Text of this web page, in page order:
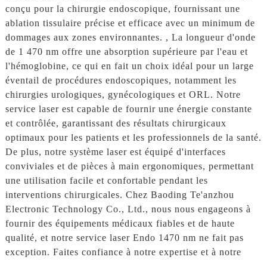
conçu pour la chirurgie endoscopique, fournissant une
ablation tissulaire précise et efficace avec un minimum de
dommages aux zones environnantes. , La longueur d'onde
de 1 470 nm offre une absorption supérieure par l'eau et
l'hémoglobine, ce qui en fait un choix idéal pour un large
éventail de procédures endoscopiques, notamment les
chirurgies urologiques, gynécologiques et ORL. Notre
service laser est capable de fournir une énergie constante
et contrôlée, garantissant des résultats chirurgicaux
optimaux pour les patients et les professionnels de la santé.
De plus, notre système laser est équipé d'interfaces
conviviales et de pièces à main ergonomiques, permettant
une utilisation facile et confortable pendant les
interventions chirurgicales. Chez Baoding Te'anzhou
Electronic Technology Co., Ltd., nous nous engageons à
fournir des équipements médicaux fiables et de haute
qualité, et notre service laser Endo 1470 nm ne fait pas
exception. Faites confiance à notre expertise et à notre